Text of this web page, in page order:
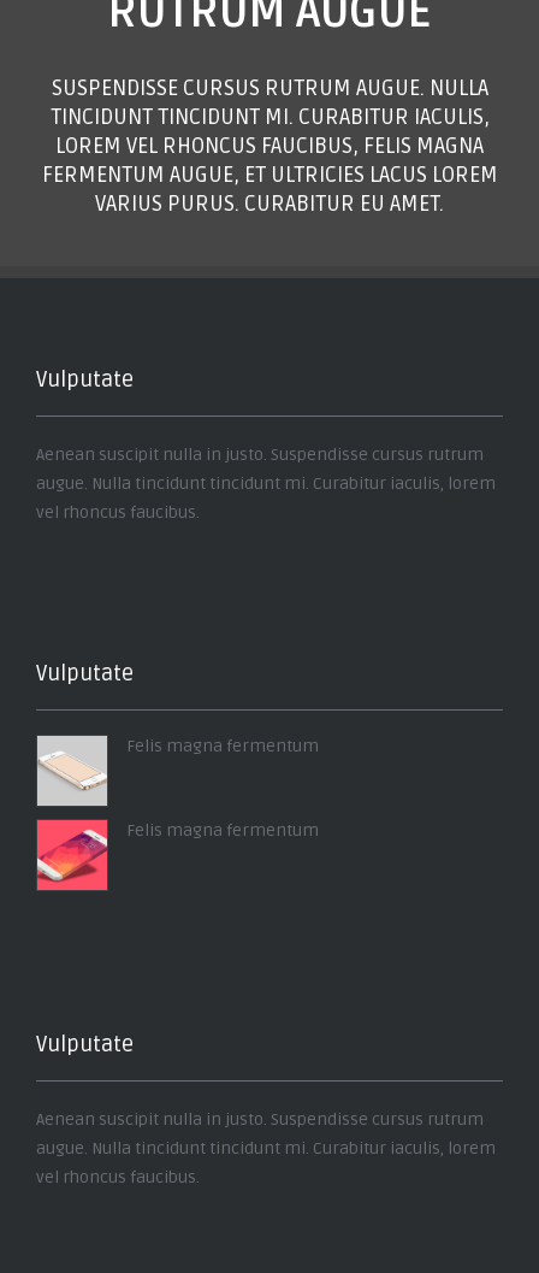
RUTRUM AUGUE
SUSPENDISSE CURSUS RUTRUM AUGUE. NULLA
TINCIDUNT TINCIDUNT MI. CURABITUR IACULIS,
LOREM VEL RHONCUS FAUCIBUS, FELIS MAGNA
FERMENTUM AUGUE, ET ULTRICIES LACUS LOREM
VARIUS PURUS. CURABITUR EU AMET.
Vulputate
Aenean suscipit nulla in justo. Suspendisse cursus rutrum
augue. Nulla tincidunt tincidunt mi. Curabitur iaculis, lorem
vel rhoncus faucibus.
Vulputate
Felis magna fermentum
Felis magna fermentum
Vulputate
Aenean suscipit nulla in justo. Suspendisse cursus rutrum
augue. Nulla tincidunt tincidunt mi. Curabitur iaculis, lorem
vel rhoncus faucibus.